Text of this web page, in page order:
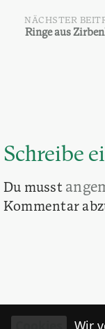
NÄCHSTER
Ringe aus
Schreibe
Du musst
Kommentar
Wir